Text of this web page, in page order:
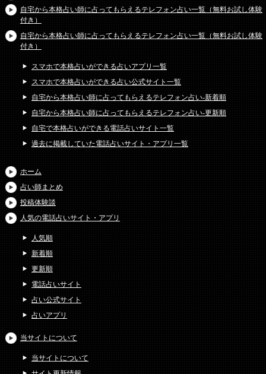
自宅から本格占い師に占ってもらえるテレフォン占い一覧（無料お試し体験
付き）
自宅から本格占い師に占ってもらえるテレフォン占い一覧（無料お試し体験
付き）
スマホで本格占いができる占いアプリ一覧
スマホで本格占いができる占い公式サイト一覧
自宅から本格占い師に占ってもらえるテレフォン占い-新着順
自宅から本格占い師に占ってもらえるテレフォン占い-更新順
自宅で本格占いができる電話占いサイト一覧
過去に掲載していた電話占いサイト・アプリ一覧
ホーム
占い師まとめ
投稿体験談
人気の電話占いサイト・アプリ
人気順
新着順
更新順
電話占いサイト
占い公式サイト
占いアプリ
当サイトについて
当サイトについて